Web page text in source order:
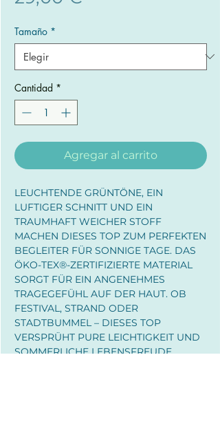
Tamaño *
Cantidad *
Agregar al carrito
LEUCHTENDE GRÜNTÖNE, EIN
LUFTIGER SCHNITT UND EIN
TRAUMHAFT WEICHER STOFF
MACHEN DIESES TOP ZUM PERFEKTEN
BEGLEITER FÜR SONNIGE TAGE. DAS
ÖKO-TEX®-ZERTIFIZIERTE MATERIAL
SORGT FÜR EIN ANGENEHMES
TRAGEGEFÜHL AUF DER HAUT. OB
FESTIVAL, STRAND ODER
STADTBUMMEL – DIESES TOP
VERSPRÜHT PURE LEICHTIGKEIT UND
SOMMERLICHE LEBENSFREUDE.